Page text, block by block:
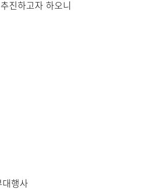
진하고자 하오니
행사